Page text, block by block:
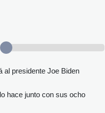
al presidente Joe Biden
hace junto con sus ocho